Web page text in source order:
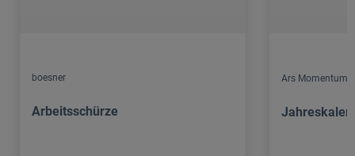
boesner
Arbeitsschürze
Ars Momentum